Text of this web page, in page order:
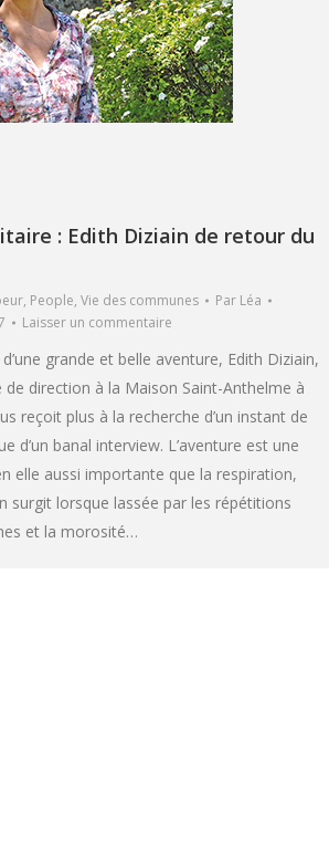
: Edith Diziain de retour du
, People, Vie des communes Par Léa
Laisser un commentaire
grande et belle aventure, Edith Diziain,
de direction à la Maison Saint-Anthelme à
reçoit plus à la recherche d’un instant de
d’un banal interview. L’aventure est une
elle aussi importante que la respiration,
surgit lorsque lassée par les répétitions
et la morosité…